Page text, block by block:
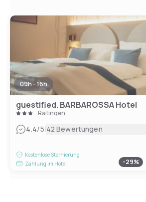
09h - 16h
guestified. BARBAROSSA Hotel
Ratingen
4.4/5|42 Bewertungen
Kostenlose Stornierung
Zahlung im Hotel
-29%